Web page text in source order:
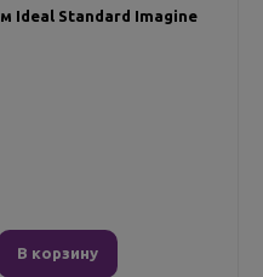
Ideal Standard Imagine
В корзину